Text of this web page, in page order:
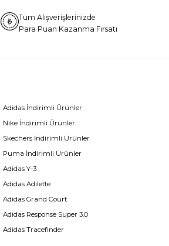
Tüm Alışverişlerinizde
Para Puan Kazanma Fırsatı
Adidas İndirimli Ürünler
Nike İndirimli Ürünler
Skechers İndirimli Ürünler
Puma İndirimli Ürünler
Adidas Y-3
Adidas Adilette
Adidas Grand Court
Adidas Response Super 3.0
Adidas Tracefinder